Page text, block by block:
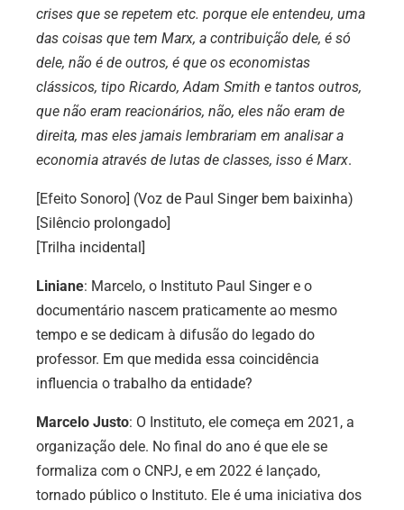
crises que se repetem etc. porque ele entendeu, uma
das coisas que tem Marx, a contribuição dele, é só
dele, não é de outros, é que os economistas
clássicos, tipo Ricardo, Adam Smith e tantos outros,
que não eram reacionários, não, eles não eram de
direita, mas eles jamais lembrariam em analisar a
economia através de lutas de classes, isso é Marx.
[Efeito Sonoro] (Voz de Paul Singer bem baixinha)
[Silêncio prolongado]
[Trilha incidental]
Liniane: Marcelo, o Instituto Paul Singer e o
documentário nascem praticamente ao mesmo
tempo e se dedicam à difusão do legado do
professor. Em que medida essa coincidência
influencia o trabalho da entidade?
Marcelo Justo: O Instituto, ele começa em 2021, a
organização dele. No final do ano é que ele se
formaliza com o CNPJ, e em 2022 é lançado,
tornado público o Instituto. Ele é uma iniciativa dos